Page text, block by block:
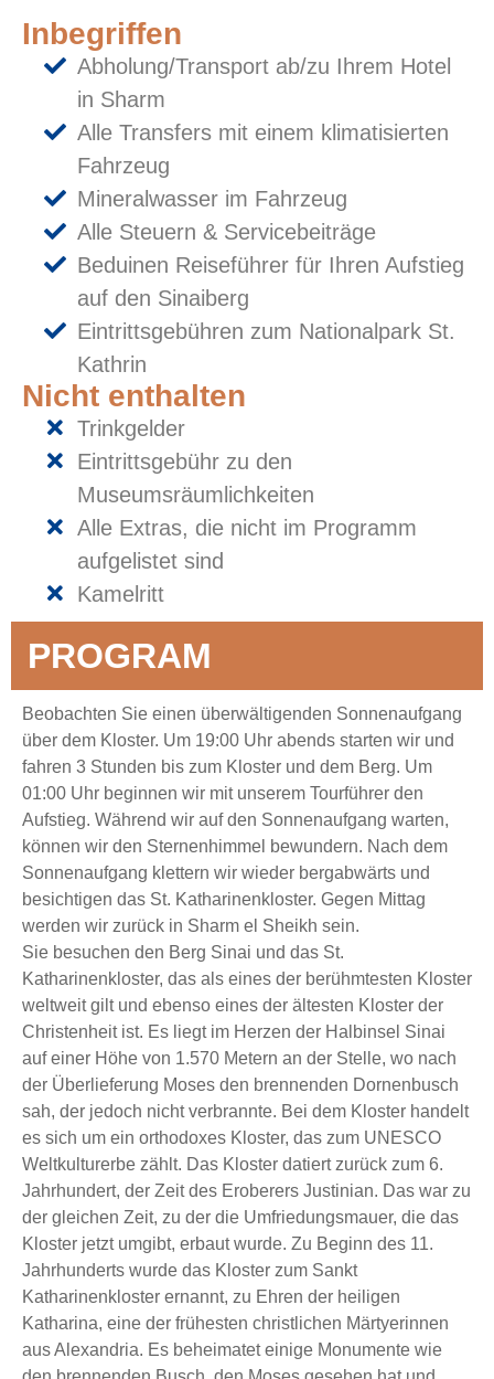
Inbegriffen
Abholung/Transport ab/zu Ihrem Hotel
in Sharm
Alle Transfers mit einem klimatisierten
Fahrzeug
Mineralwasser im Fahrzeug
Alle Steuern & Servicebeiträge
Beduinen Reiseführer für Ihren Aufstieg
auf den Sinaiberg
Eintrittsgebühren zum Nationalpark St.
Kathrin
Nicht enthalten
Trinkgelder
Eintrittsgebühr zu den
Museumsräumlichkeiten
Alle Extras, die nicht im Programm
aufgelistet sind
Kamelritt
PROGRAM
Beobachten Sie einen überwältigenden Sonnenaufgang
über dem Kloster. Um 19:00 Uhr abends starten wir und
fahren 3 Stunden bis zum Kloster und dem Berg. Um
01:00 Uhr beginnen wir mit unserem Tourführer den
Aufstieg. Während wir auf den Sonnenaufgang warten,
können wir den Sternenhimmel bewundern. Nach dem
Sonnenaufgang klettern wir wieder bergabwärts und
besichtigen das St. Katharinenkloster. Gegen Mittag
werden wir zurück in Sharm el Sheikh sein.
Sie besuchen den Berg Sinai und das St.
Katharinenkloster, das als eines der berühmtesten Kloster
weltweit gilt und ebenso eines der ältesten Kloster der
Christenheit ist. Es liegt im Herzen der Halbinsel Sinai
auf einer Höhe von 1.570 Metern an der Stelle, wo nach
der Überlieferung Moses den brennenden Dornenbusch
sah, der jedoch nicht verbrannte. Bei dem Kloster handelt
es sich um ein orthodoxes Kloster, das zum UNESCO
Weltkulturerbe zählt. Das Kloster datiert zurück zum 6.
Jahrhundert, der Zeit des Eroberers Justinian. Das war zu
der gleichen Zeit, zu der die Umfriedungsmauer, die das
Kloster jetzt umgibt, erbaut wurde. Zu Beginn des 11.
Jahrhunderts wurde das Kloster zum Sankt
Katharinenkloster ernannt, zu Ehren der heiligen
Katharina, eine der frühesten christlichen Märtyerinnen
aus Alexandria. Es beheimatet einige Monumente wie